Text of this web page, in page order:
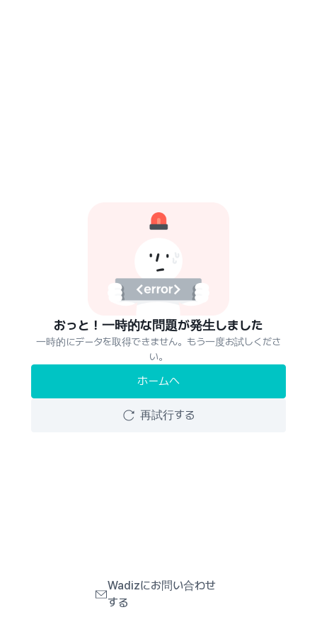
おっと！一時的な問題が発生しました
一時的にデータを取得できません。もう一度お試しくださ
い。
ホームへ
再試行する
Wadizにお問い合わせ
する